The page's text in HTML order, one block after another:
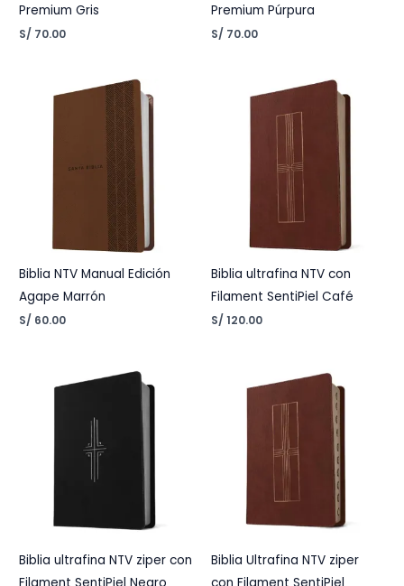
Premium Gris
S/ 70.00
Premium Púrpura
S/ 70.00
Biblia NTV Manual Edición
Agape Marrón
S/ 60.00
Biblia ultrafina NTV con
Filament SentiPiel Café
S/ 120.00
Biblia ultrafina NTV ziper con
Biblia Ultrafina NTV ziper